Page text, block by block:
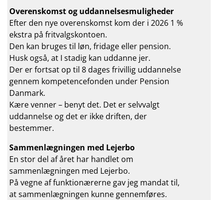
Overenskomst og uddannelsesmuligheder
Efter den nye overenskomst kom der i 2026 1 %
ekstra på fritvalgskontoen.
Den kan bruges til løn, fridage eller pension.
Husk også, at I stadig kan uddanne jer.
Der er fortsat op til 8 dages frivillig uddannelse
gennem kompetencefonden under Pension
Danmark.
Kære venner – benyt det. Det er selvvalgt
uddannelse og det er ikke driften, der
bestemmer.
Sammenlægningen med Lejerbo
En stor del af året har handlet om
sammenlægningen med Lejerbo.
På vegne af funktionærerne gav jeg mandat til,
at sammenlægningen kunne gennemføres.